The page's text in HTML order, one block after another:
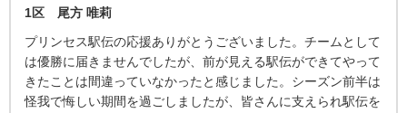
1区 尾方 唯莉
プリンセス駅伝の応援ありがとうございました。チームとして
は優勝に届きませんでしたが、前が見える駅伝ができてやって
きたことは間違っていなかったと感じました。シーズン前半は
怪我で悔しい期間を過ごしましたが、皆さんに支えられ駅伝を